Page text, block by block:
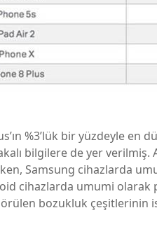
%3’lük bir yüzdeyle
bilgilere de yer verilmiş.
Samsung cihazlarda
cihazlarda umumi olarak
bozukluk çeşitlerinin